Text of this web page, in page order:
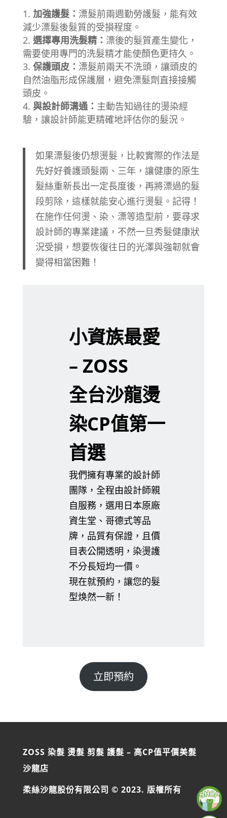
加強護髮： 漂髮前兩週勤勞護髮，能有效
減少漂髮後髮質的受損程度。
選擇專用洗髮精： 漂後的髮質產生變化，
需要使用專門的洗髮精才能使顏色更持久。
保護頭皮： 漂髮前兩天不洗頭，讓頭皮的
自然油脂形成保護層，避免漂髮劑直接接觸
頭皮。
與設計師溝通： 主動告知過往的燙染經
驗，讓設計師能更精確地評估你的髮況。
如果漂髮後仍想燙髮，比較實際的作法是
先好好養護頭髮兩、三年，讓健康的原生
髮絲重新長出一定長度後，再將漂過的髮
段剪除，這樣就能安心進行燙髮。記得！
在施作任何燙、染、漂等造型前，要尋求
設計師的專業建議，不然一旦秀髮健康狀
況受損，想要恢復往日的光澤與強韌就會
變得相當困難！
小資族最愛
– ZOSS
全台沙龍燙
染CP值第一
首選
我們擁有專業的設計師
團隊，全程由設計師親
自服務，選用日本原廠
資生堂、哥德式等品
牌，品質有保證，且價
目表公開透明，染燙護
不分長短均一價。
現在就預約，讓您的髮
型焕然一新！
立即預約
ZOSS 染髮 燙髮 剪髮 護髮 – 高CP值平價美髮
沙龍店
柔絲沙龍股份有限公司 © 2023. 版權所有